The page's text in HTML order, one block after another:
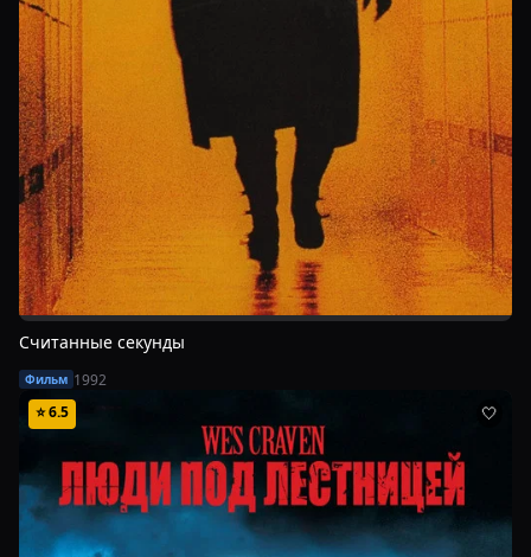
Считанные секунды
Фильм 1992
⭐6.5 🤍